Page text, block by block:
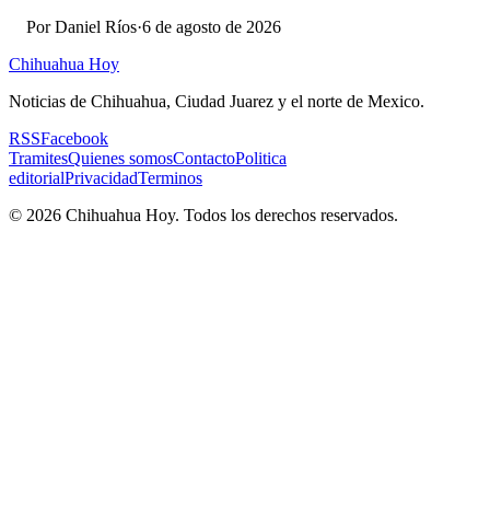
PorDaniel Ríos·6 de agosto de 2026
Chihuahua Hoy
Noticias de Chihuahua, Ciudad Juarez y el norte de Mexico.
RSSFacebook
TramitesQuienes somosContactoPolitica
editorialPrivacidadTerminos
© 2026 Chihuahua Hoy. Todos los derechos reservados.